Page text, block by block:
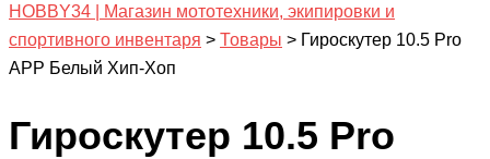
HOBBY34 | Магазин мототехники, экипировки и
спортивного инвентаря > Товары > Гироскутер 10.5 Pro
APP Белый Хип-Хоп
Гироскутер 10.5 Pro